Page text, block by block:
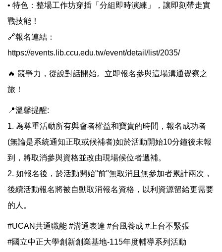
• 特色：整場工作坊穿插「分組即時演練」，讓即刻帶走實
戰技能！
🔗報名連結：
https://events.lib.ccu.edu.tw/event/detail/list/2035/
🔥 競爭力，從說對話開始。立即報名參與這場溝通覺察之
旅！
📍溫馨提醒:
1. 為尊重活動所有與會者權益和寶貴的時間，報名成功者
(無論是系統通知正取或候補者)如於活動開始10分鐘後未報
到，將取消參與資格並改由現場候位者遞補。
2. 如報名後，於活動開始"前"無取消且無參加者累計兩次，
後續活動報名將被自動取消報名資格，以利資源留給更需要
的人。
#UCAN共通職能 #溝通表達 #台風養成 #上台不緊張
#國立中正大學創新創業基地-115年度輔導系列活動